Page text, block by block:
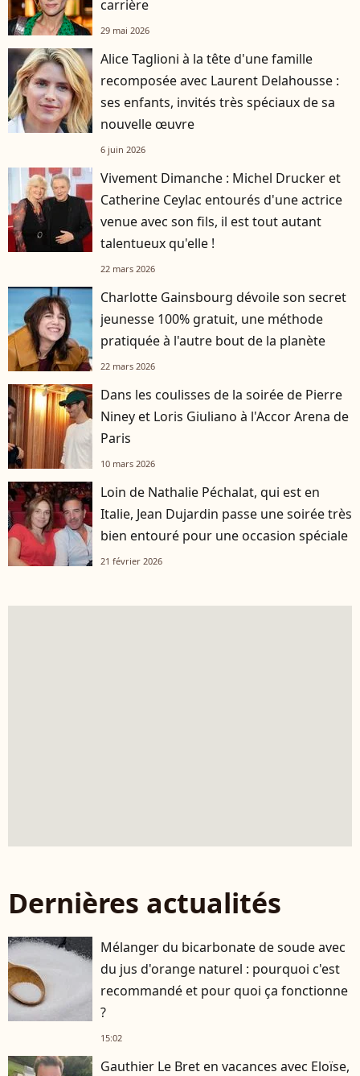
carrière
29 mai 2026
Alice Taglioni à la tête d'une famille
recomposée avec Laurent Delahousse :
ses enfants, invités très spéciaux de sa
nouvelle œuvre
6 juin 2026
Vivement Dimanche : Michel Drucker et
Catherine Ceylac entourés d'une actrice
venue avec son fils, il est tout autant
talentueux qu'elle !
22 mars 2026
Charlotte Gainsbourg dévoile son secret
jeunesse 100% gratuit, une méthode
pratiquée à l'autre bout de la planète
22 mars 2026
Dans les coulisses de la soirée de Pierre
Niney et Loris Giuliano à l'Accor Arena de
Paris
10 mars 2026
Loin de Nathalie Péchalat, qui est en
Italie, Jean Dujardin passe une soirée très
bien entouré pour une occasion spéciale
21 février 2026
Dernières actualités
Mélanger du bicarbonate de soude avec
du jus d'orange naturel : pourquoi c'est
recommandé et pour quoi ça fonctionne
?
15:02
Gauthier Le Bret en vacances avec Eloïse,